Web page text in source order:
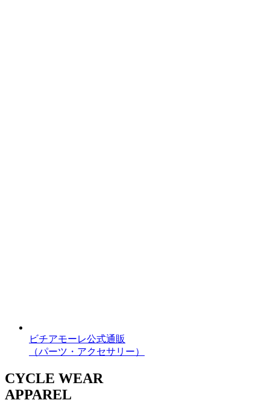
ビチアモーレ公式通販
（パーツ・アクセサリー）
CYCLE WEAR
APPAREL